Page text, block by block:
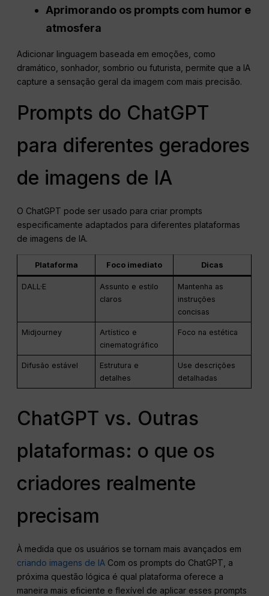
Aprimorando os prompts com humor e
atmosfera
Adicionar linguagem baseada em emoções, como
dramático, sonhador, sombrio ou futurista, permite que a IA
capture a sensação geral da imagem com mais precisão.
Prompts do ChatGPT
para diferentes geradores
de imagens de IA
O ChatGPT pode ser usado para criar prompts
especificamente adaptados para diferentes plataformas
de imagens de IA.
Plataforma Foco imediato Dicas
DALL·E
Assunto e estilo
claros
Mantenha as
instruções
concisas
Midjourney
Artístico e
cinematográfico
Foco na estética
Difusão estável
Estrutura e
detalhes
Use descrições
detalhadas
ChatGPT vs. Outras
plataformas: o que os
criadores realmente
precisam
À medida que os usuários se tornam mais avançados em
criando imagens de IA Com os prompts do ChatGPT, a
próxima questão lógica é qual plataforma oferece a
maneira mais eficiente e flexível de aplicar esses prompts